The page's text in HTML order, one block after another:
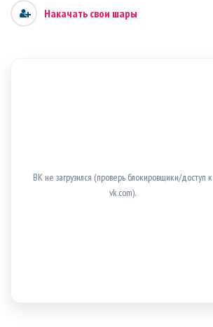
Накачать свои шары
ВК не загрузился (проверь блокировщики/доступ к
vk.com).